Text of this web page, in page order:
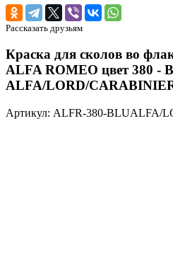
Рассказать друзьям
Краска для сколов во
ALFA ROMEO цвет 380 -
ALFA/LORD/
Артикул: ALFR-380-BLUALFA/